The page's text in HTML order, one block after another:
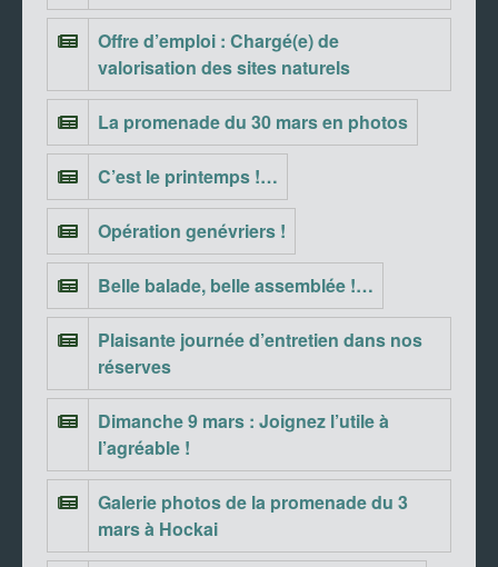
Offre d’emploi : Chargé(e) de
valorisation des sites naturels
La promenade du 30 mars en photos
C’est le printemps !…
Opération genévriers !
Belle balade, belle assemblée !…
Plaisante journée d’entretien dans nos
réserves
Dimanche 9 mars : Joignez l’utile à
l’agréable !
Galerie photos de la promenade du 3
mars à Hockai